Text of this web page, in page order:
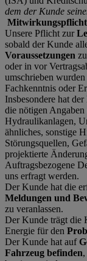
dem der Kunde
Unsere Pflicht zur
sobald der Kunde
Voraussetzungen
oder in vor
umschrieben
Fachkenntnis oder
Insbesondere hat
die nötigen Angaben
Hydraulikanlagen,
ähnliches, sonstige
Störungsquellen,
projektierte
Auftragsbezogene
uns erfragt werden.
Der Kunde hat die
Meldungen und
zu veranlassen.
Der Kunde trägt die
Energie für den
Der Kunde hat auf
Fahrzeug befinden